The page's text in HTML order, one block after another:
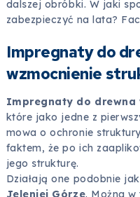
dalszej obróbki. W jaki
zabezpieczyć na lata?
Impregnaty do
wzmocnienie
Impregnaty do drewna
które jako jedne z
mowa o ochronie
faktem, że po ich
jego strukturę.
Działają one podobnie jak
Jeleniej Górze. Można